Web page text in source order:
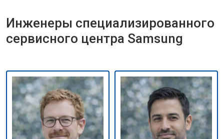
Инженеры специализированного
сервисного центра Samsung